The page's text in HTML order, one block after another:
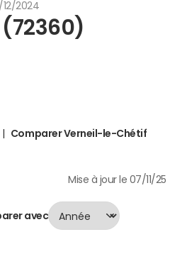
12/2024
Comparer Verneil-le-Chétif
Mise à jour le 07/11/25
avec